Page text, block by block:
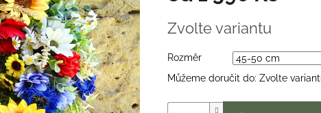
je
z
hvězdiček.
cena:
Zvolte variantu
Rozměr
Můžeme doručit do: Zvolte